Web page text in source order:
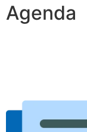
Agenda